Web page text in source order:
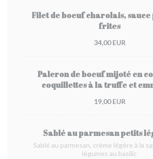
Filet de boeuf charolais,
frites
34,00 EUR
Paleron de boeuf mijoté en
coquillettes à la truffe et
19,00 EUR
Sablé au parmesan petits
Sablé au parmesan, crème légère à la
légumes au basilic